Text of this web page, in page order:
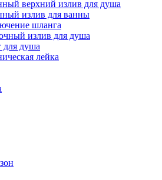
верхний излив для душа
излив для ванны
шланга
излив для душа
душа
лейка